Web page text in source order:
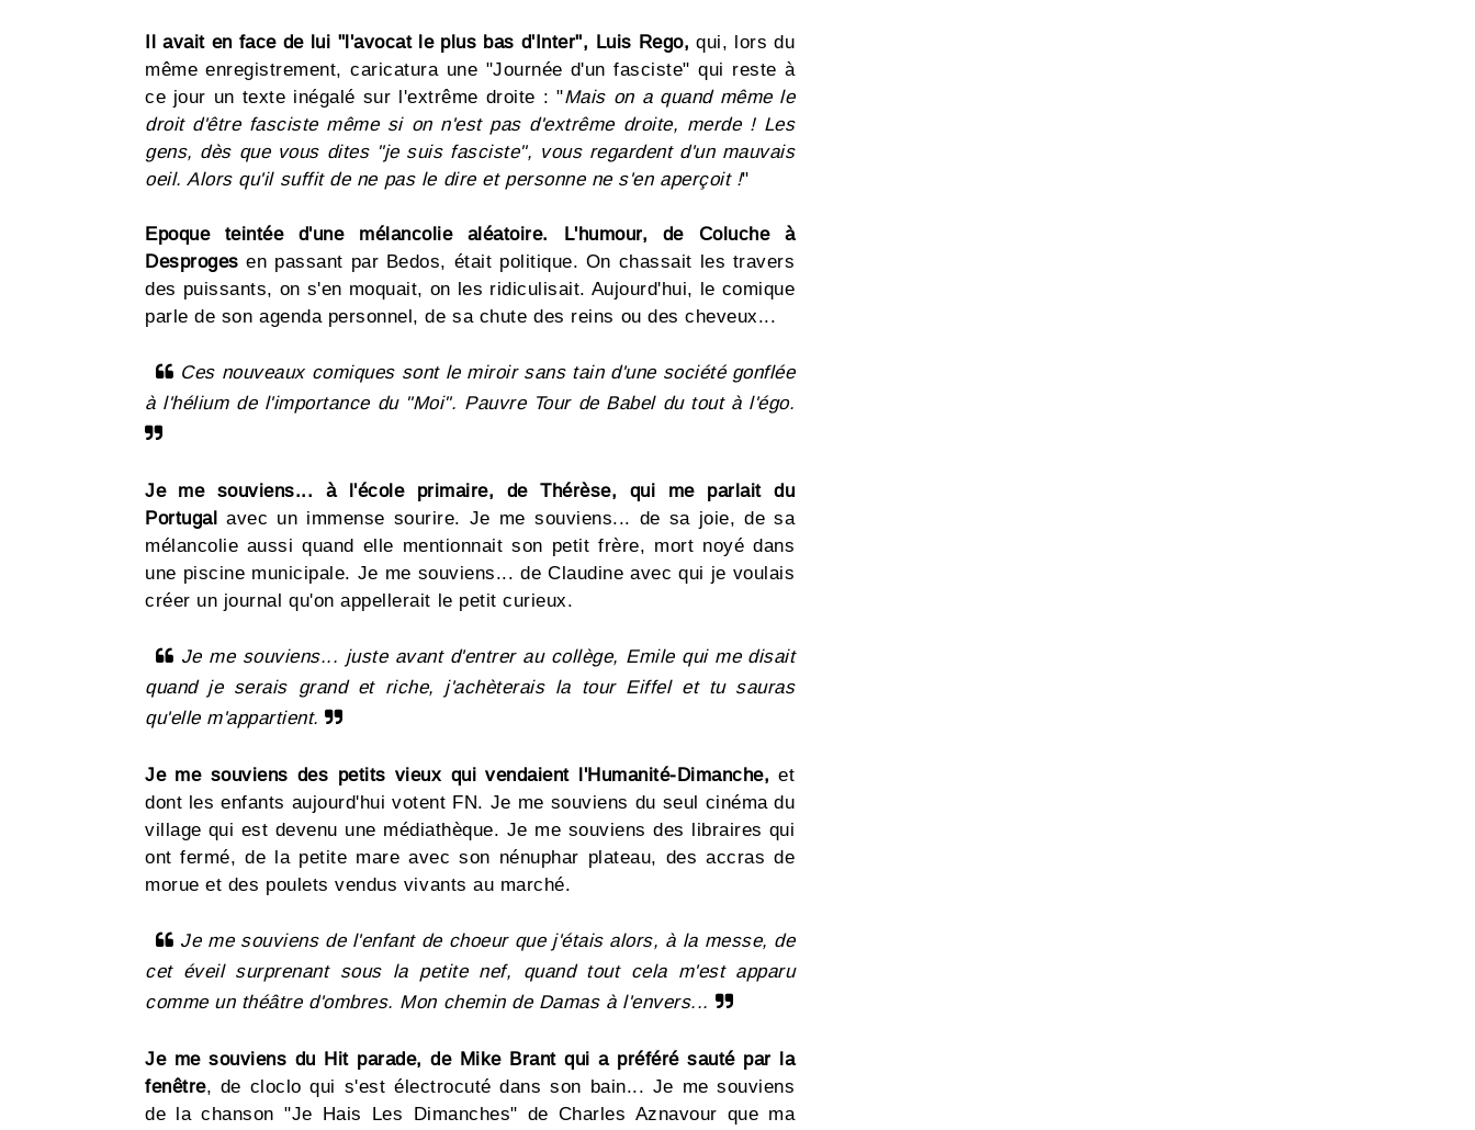
Il avait en face de lui "l'avocat le plus bas d'Inter", Luis Rego, qui, lors du
même enregistrement, caricatura une "Journée d'un fasciste" qui reste à
ce jour un texte inégalé sur l'extrême droite : "Mais on a quand même le
droit d'être fasciste même si on n'est pas d'extrême droite, merde ! Les
gens, dès que vous dites "je suis fasciste", vous regardent d'un mauvais
oeil. Alors qu'il suffit de ne pas le dire et personne ne s'en aperçoit !"
Epoque teintée d'une mélancolie aléatoire. L'humour, de Coluche à
Desproges en passant par Bedos, était politique. On chassait les travers
des puissants, on s'en moquait, on les ridiculisait. Aujourd'hui, le comique
parle de son agenda personnel, de sa chute des reins ou des cheveux...
Ces nouveaux comiques sont le miroir sans tain d'une société gonflée
à l'hélium de l'importance du "Moi". Pauvre Tour de Babel du tout à l'égo.
Je me souviens... à l'école primaire, de Thérèse, qui me parlait du
Portugal avec un immense sourire. Je me souviens... de sa joie, de sa
mélancolie aussi quand elle mentionnait son petit frère, mort noyé dans
une piscine municipale. Je me souviens... de Claudine avec qui je voulais
créer un journal qu'on appellerait le petit curieux.
Je me souviens... juste avant d'entrer au collège, Emile qui me disait
quand je serais grand et riche, j'achèterais la tour Eiffel et tu sauras
qu'elle m'appartient.
Je me souviens des petits vieux qui vendaient l'Humanité-Dimanche, et
dont les enfants aujourd'hui votent FN. Je me souviens du seul cinéma du
village qui est devenu une médiathèque. Je me souviens des libraires qui
ont fermé, de la petite mare avec son nénuphar plateau, des accras de
morue et des poulets vendus vivants au marché.
Je me souviens de l'enfant de choeur que j'étais alors, à la messe, de
cet éveil surprenant sous la petite nef, quand tout cela m'est apparu
comme un théâtre d'ombres. Mon chemin de Damas à l'envers...
Je me souviens du Hit parade, de Mike Brant qui a préféré sauté par la
fenêtre, de cloclo qui s'est électrocuté dans son bain... Je me souviens
de la chanson "Je Hais Les Dimanches" de Charles Aznavour que ma